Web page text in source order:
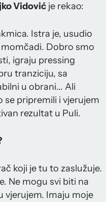
Vidović je rekao:
Istra je, usudio
Dobro smo
igraju pressing
tranziciju, sa
u obrani... Ali
pripremili i vjerujem
rezultat u Puli.
koji je tu to zaslužuje.
Ne mogu svi biti na
vjerujem. Imaju moje